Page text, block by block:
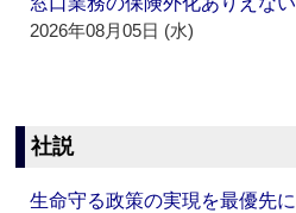
2026年08月05日 (水)
社説
生命守る政策の実現を最優先に